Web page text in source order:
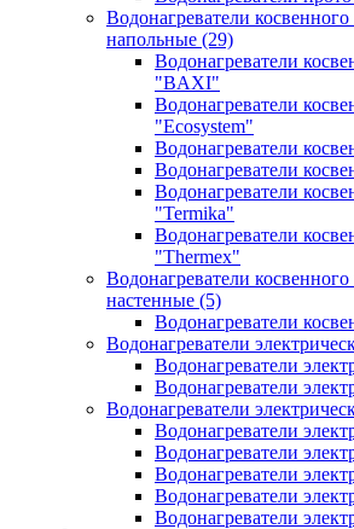
Водонагреватели косвенного
напольные (29)
Водонагреватели
"BAXI"
Водонагреватели
"Ecosystem"
Водонагреватели
Водонагреватели
Водонагреватели
"Termika"
Водонагреватели
"Thermex"
Водонагреватели косвенного
настенные (5)
Водонагреватели
Водонагреватели
Водонагреватели
Водонагреватели
Водонагреватели
Водонагреватели
Водонагреватели
Водонагреватели
Водонагреватели
Водонагреватели